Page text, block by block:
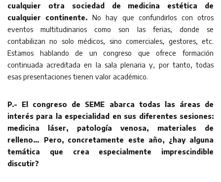
cualquier otra sociedad de medicina estética de
cualquier continente. No hay que confundirlos con otros
eventos multitudinarios como son las ferias, donde se
contabilizan no solo médicos, sino comerciales, gestores, etc.
Estamos hablando de un congreso que ofrece formación
continuada acreditada en la sala plenaria y, por tanto, todas
esas presentaciones tienen valor académico.
P.- El congreso de SEME abarca todas las áreas de
interés para la especialidad en sus diferentes sesiones:
medicina láser, patología venosa, materiales de
relleno… Pero, concretamente este año, ¿hay alguna
temática que crea especialmente imprescindible
discutir?